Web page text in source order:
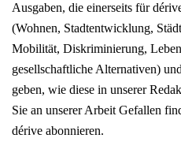
Ausgaben, die einerseits für
(Wohnen, Stadtentwicklung,
Mobilität, Diskriminierung,
gesellschaftliche Alternativen)
geben, wie diese in unserer
Sie an unserer Arbeit Gefallen
dérive abonnieren.